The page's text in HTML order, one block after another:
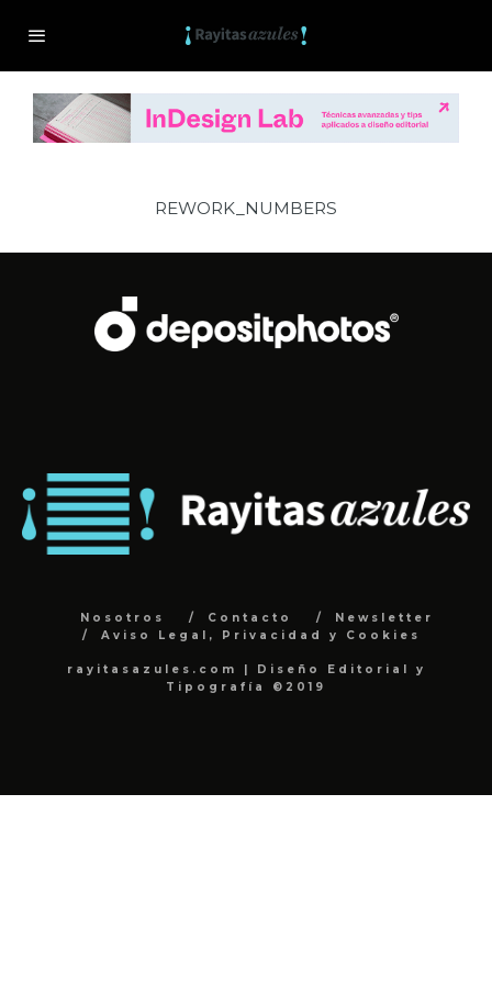
REWORK_NUMBERS
Nosotros Contacto
Newsletter
Aviso Legal, Privacidad y Cookies
rayitasazules.com | Diseño Editorial y
Tipografía ©2019